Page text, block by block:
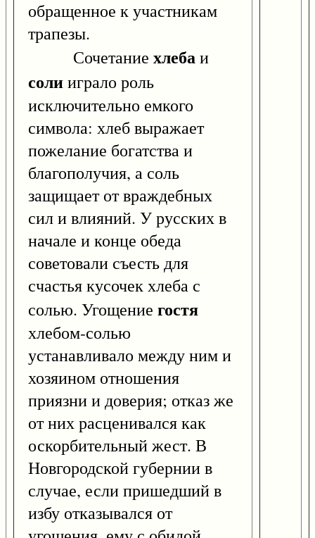
обращенное к участникам
трапезы.
Сочетание хлебаи
солииграло роль
исключительно емкого
символа: хлеб выражает
пожелание богатства и
благополучия, а соль
защищает от враждебных
сил и влияний. У русских в
начале и конце обеда
советовали съесть для
счастья кусочек хлеба с
солью. Угощение гостя
хлебом-солью
устанавливало между ним и
хозяином отношения
приязни и доверия; отказ же
от них расценивался как
оскорбительный жест. В
Новгородской губернии в
случае, если пришедший в
избу отказывался от